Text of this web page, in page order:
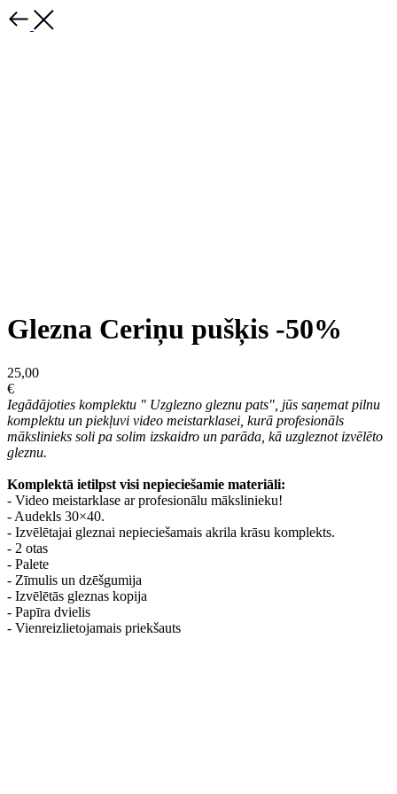
Glezna Ceriņu pušķis -50%
25,00
€
Iegādājoties komplektu " Uzglezno gleznu pats", jūs saņemat pilnu
komplektu un piekļuvi video meistarklasei, kurā profesionāls
mākslinieks soli pa solim izskaidro un parāda, kā uzgleznot izvēlēto
gleznu.
Komplektā ietilpst visi nepieciešamie materiāli:
- Video meistarklase ar profesionālu mākslinieku!
- Audekls 30×40.
- Izvēlētajai gleznai nepieciešamais akrila krāsu komplekts.
- 2 otas
- Palete
- Zīmulis un dzēšgumija
- Izvēlētās gleznas kopija
- Papīra dvielis
- Vienreizlietojamais priekšauts